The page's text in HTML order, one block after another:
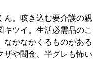
ん。咳き込む要介護の
キツイ。生活必需品の
なかなかくるものがあ
ザや闇金、半グレも怖